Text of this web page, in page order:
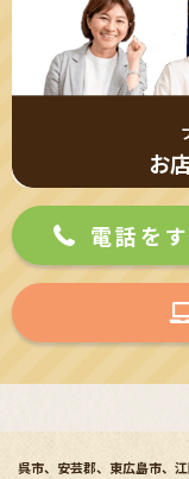
お
電話を
呉市、安芸郡、東広島市、